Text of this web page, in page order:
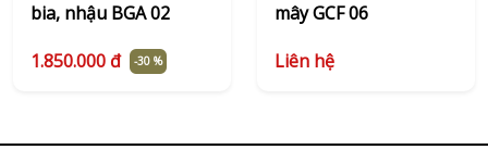
bia, nhậu BGA 02
1.850.000 đ
-30 %
mây GCF 06
Liên hệ